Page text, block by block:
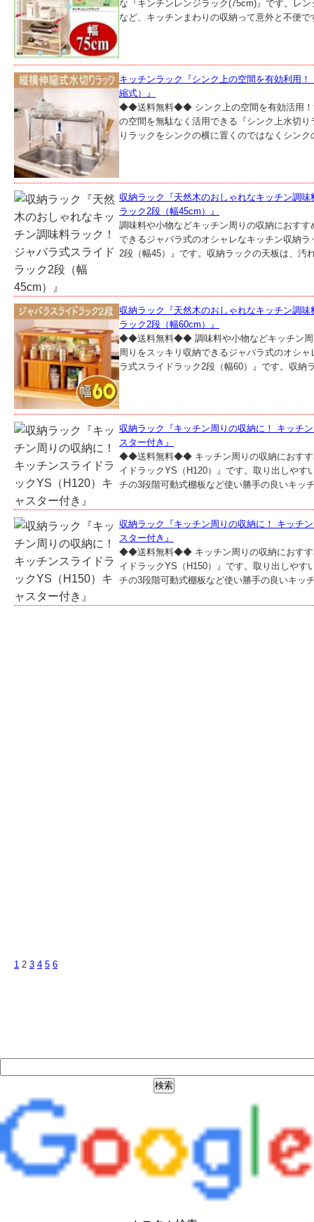
な『キンチンレンジラック(75cm)』です。レ
など、キッチンまわりの収納って意外と不便
キッチンラック『シンク上の空間を有効利用
縮式）』
◆◆送料無料◆◆ シンク上の空間を有効活用！
の空間を無駄なく活用できる『シンク上水切
りラックをシンクの横に置くのではなくシン
収納ラック『天然木のおしゃれなキッチン調
ラック2段（幅45cm）』
調味料や小物などキッチン周りの収納におす
できるジャバラ式のオシャレなキッチン収納
2段（幅45）』です。収納ラックの天板は、汚
収納ラック『天然木のおしゃれなキッチン調
ラック2段（幅60cm）』
◆◆送料無料◆◆ 調味料や小物などキッチン周
周りをスッキリ収納できるジャバラ式のオシ
ラ式スライドラック2段（幅60）』です。収納
収納ラック『キッチン周りの収納に！ キッチ
スター付き』
◆◆送料無料◆◆ キッチン周りの収納におすす
イドラックYS（H120）』です。取り出しやす
チの3段階可動式棚板など使い勝手の良いキッ
収納ラック『キッチン周りの収納に！ キッチ
スター付き』
◆◆送料無料◆◆ キッチン周りの収納におすす
イドラックYS（H150）』です。取り出しやす
チの3段階可動式棚板など使い勝手の良いキッ
1 2 3 4 5 6